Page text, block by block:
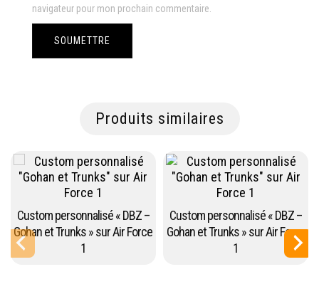
navigateur pour mon prochain commentaire.
Produits similaires
Custom personnalisé « DBZ –
Gohan et Trunks » sur Air Force
1
Custom personnalisé « DBZ –
Gohan et Trunks » sur Air Force
1